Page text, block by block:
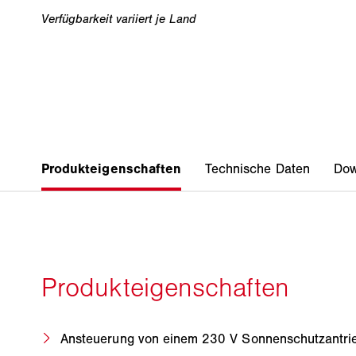
Ansteuerung von einem 230 V